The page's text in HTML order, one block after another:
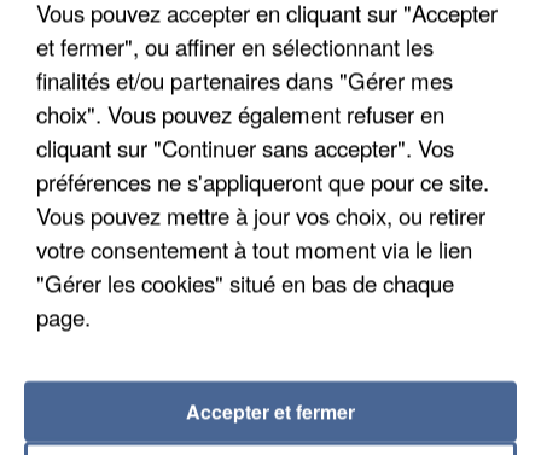
UN SECOND CADRE DE LA DZ MAFIA
INTERPELLÉ EN ALGÉRIE
Vous pouvez accepter en cliquant sur "Accepter
et fermer", ou affiner en sélectionnant les
finalités et/ou partenaires dans "Gérer mes
choix". Vous pouvez également refuser en
cliquant sur "Continuer sans accepter". Vos
préférences ne s'appliqueront que pour ce site.
Vous pouvez mettre à jour vos choix, ou retirer
votre consentement à tout moment via le lien
"Gérer les cookies" situé en bas de chaque
page.
Accepter et fermer